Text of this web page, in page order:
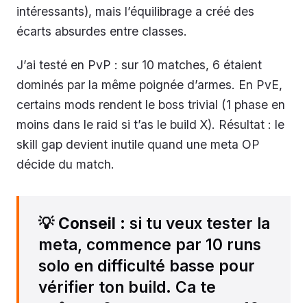
intéressants), mais l’équilibrage a créé des
écarts absurdes entre classes.
J’ai testé en PvP : sur 10 matches, 6 étaient
dominés par la même poignée d’armes. En PvE,
certains mods rendent le boss trivial (1 phase en
moins dans le raid si t’as le build X). Résultat : le
skill gap devient inutile quand une meta OP
décide du match.
💡 Conseil : si tu veux tester la
meta, commence par 10 runs
solo en difficulté basse pour
vérifier ton build. Ca te